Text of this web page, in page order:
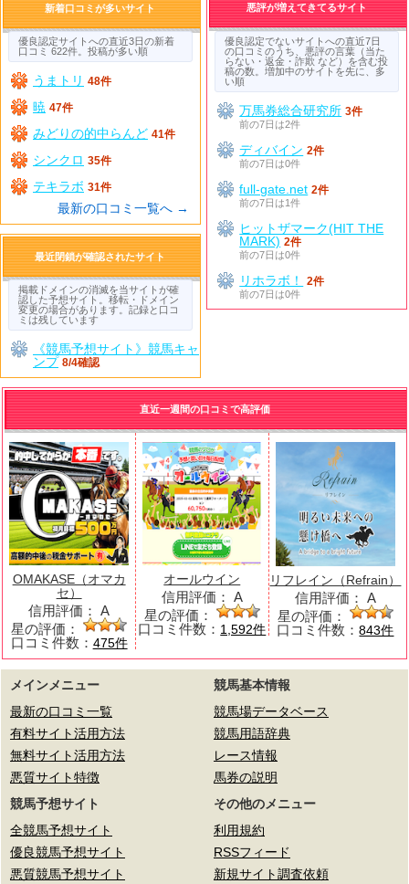
新着口コミが多いサイト
優良認定サイトへの直近3日の新着
口コミ 622件。投稿が多い順
うまトリ 48件
暁 47件
みどりの的中らんど 41件
シンクロ 35件
テキラボ 31件
最新の口コミ一覧へ →
悪評が増えてきてるサイト
優良認定でないサイトへの直近7日
の口コミのうち、悪評の言葉（当た
らない・返金・詐欺 など）を含む投
稿の数。増加中のサイトを先に、多
い順
万馬券総合研究所 3件
前の7日は2件
ディバイン 2件
前の7日は0件
full-gate.net 2件
前の7日は1件
ヒットザマーク(HIT THE
MARK) 2件
前の7日は0件
リホラボ！
2件
前の7日は0件
最近閉鎖が確認されたサイト
掲載ドメインの消滅を当サイトが確
認した予想サイト。移転・ドメイン
変更の場合があります。記録と口コ
ミは残しています
《競馬予想サイト》競馬キャ
ンプ 8/4確認
直近一週間の口コミで高評価
OMAKASE（オマカ
セ）
信用評価： A
星の評価：
口コミ件数： 475件
オールウイン
信用評価： A
星の評価：
口コミ件数： 1,592件
リフレイン（Refrain）
信用評価： A
星の評価：
口コミ件数：843件
メインメニュー
最新の口コミ一覧
有料サイト活用方法
無料サイト活用方法
悪質サイト特徴
競馬基本情報
競馬場データベース
競馬用語辞典
レース情報
馬券の説明
競馬予想サイト
全競馬予想サイト
優良競馬予想サイト
悪質競馬予想サイト
その他のメニュー
利用規約
RSSフィード
新規サイト調査依頼